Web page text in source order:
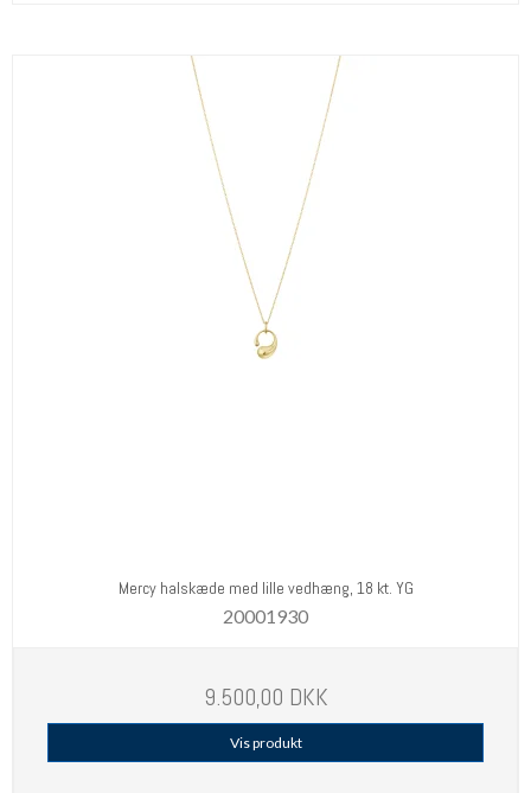
Mercy halskæde med lille vedhæng, 18 kt. YG
20001930
9.500,00 DKK
Vis produkt